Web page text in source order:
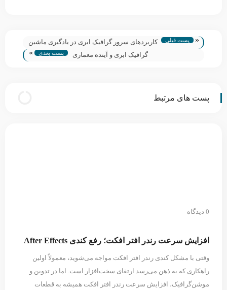
« پست قبلی
کاربردهای سرور گرافیک ابری در یادگیری ماشین
گرافیک ابری و آینده معماری
پست بعدی »
پست های مرتبط
0 دیدگاه
افزایش سرعت رندر افتر افکت؛ رفع کندی After Effects
وقتی با مشکل کندی رندر افتر افکت مواجه می‌شوید، معمولاً اولین
راهکاری که به ذهن می‌رسد ارتقای سخت‌افزار است. اما در تدوین و
موشن‌گرافیک، افزایش سرعت رندر افتر افکت همیشه به قطعات